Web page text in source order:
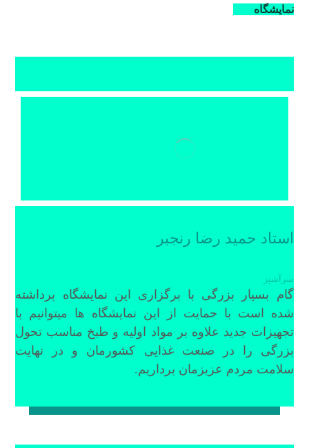
نمایشگاه
استاد حمید رضا رنجبر
سرآشپز
گام بسیار بزرگی با برگزاری این نمایشگاه برداشته
شده است با حمایت از این نمایشگاه ها میتوانیم با
تجهیزات جدید علاوه بر مواد اولیه و طبخ مناسب تحول
بزرگی را در صنعت غذایی کشورمان و در نهایت
سلامت مردم عزیزمان برداریم.